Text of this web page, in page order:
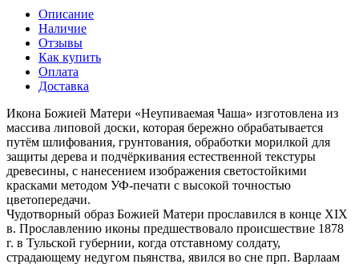
Описание
Наличие
Отзывы
Как купить
Оплата
Доставка
Икона Божией Матери «Неупиваемая Чаша» изготовлена из
массива липовой доски, которая бережно обрабатывается
путём шлифования, грунтования, обработки морилкой для
защиты дерева и подчёркивания естественной текстуры
древесины, с нанесением изображения светостойкими
красками методом УФ-печати с высокой точностью
цветопередачи.
Чудотворный образ Божией Матери прославился в конце XIX
в. Прославлению иконы предшествовало происшествие 1878
г. в Тульской губернии, когда отставному солдату,
страдающему недугом пьянства, явился во сне прп. Варлаам